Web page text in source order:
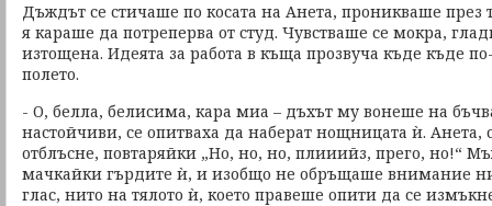
Дъждът се стичаше по косата на Анета, проникваше през
я караше да потреперва от студ. Чувстваше се мокра,
изтощена. Идеята за работа в къща прозвуча къде къде
полето.
- О, белла, белисима, кара миа – дъхът му вонеше на
настойчиви, се опитваха да наберат нощницата ѝ. Анета,
отблъсне, повтаряйки „Но, но, но, плииийз, прего, но!“
мачкайки гърдите ѝ, и изобщо не обръщаше внимание
глас, нито на тялото ѝ, което правеше опити да се